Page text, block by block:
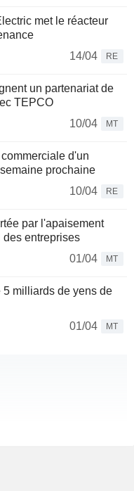
met le réacteur
14/04
RE
un partenariat de
TEPCO
10/04
MT
d'un
prochaine
10/04
RE
par l'apaisement
entreprises
01/04
MT
milliards de yens de
01/04
MT